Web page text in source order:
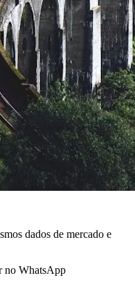
dados de mercado e
no WhatsApp